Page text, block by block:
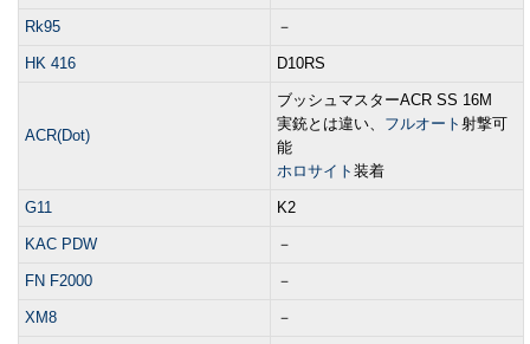
Rk95 －
HK 416 D10RS
ACR(Dot)
ブッシュマスターACR SS 16M
実銃とは違い、 フルオート 射撃可
能
ホロサイト 装着
G11 K2
KAC PDW －
FN F2000 －
XM8 －